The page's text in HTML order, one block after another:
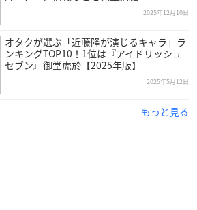
「アンバーノート」
身で現在AMBERnoteに所属しており、
2025年12月10日
オタクが選ぶ「近藤隆が演じるキャラ」ラ
ンキングTOP10！1位は『アイドリッシュ
セブン』御堂虎於【2025年版】
2025年5月12日
もっと見る